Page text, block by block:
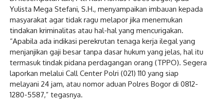
Yulista Mega Stefani, S.H., menyampaikan imbauan kepada
masyarakat agar tidak ragu melapor jika menemukan
tindakan kriminalitas atau hal-hal yang mencurigakan.
“Apabila ada indikasi perekrutan tenaga kerja ilegal yang
menjanjikan gaji besar tanpa dasar hukum yang jelas, hal itu
termasuk tindak pidana perdagangan orang (TPPO). Segera
laporkan melalui Call Center Polri (021) 110 yang siap
melayani 24 jam, atau nomor aduan Polres Bogor di 0812-
1280-5587,” tegasnya.